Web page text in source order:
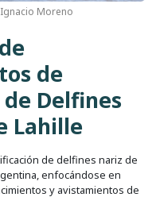
Ignacio Moreno
de
Delfines
Lahille
de delfines nariz de
enfocándose en
y avistamientos de